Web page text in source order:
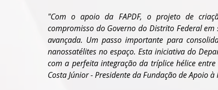
"Com o apoio da FAPDF, o projeto de
compromisso do Governo do Distrito Federal
avançada. Um passo importante para
nanossatélites no espaço. Esta iniciativa do
com a perfeita integração da tríplice hélice
Costa Júnior - Presidente da Fundação de Apoio